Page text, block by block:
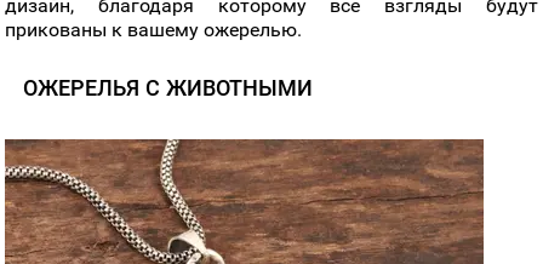
дизайн, благодаря которому все взгляды будут
прикованы к вашему ожерелью.
ОЖЕРЕЛЬЯ С ЖИВОТНЫМИ